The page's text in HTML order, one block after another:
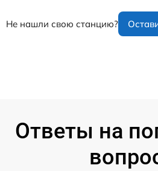
Не нашли свою станцию?
Ответы на